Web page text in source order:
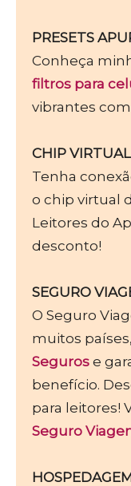
PRESETS
Conheça
filtros para
vibrantes
CHIP
Tenha
o chip virtual
Leitores do
desconto!
SEGURO
O Seguro
muitos
Seguros e
benefício.
para leitores!
Seguro